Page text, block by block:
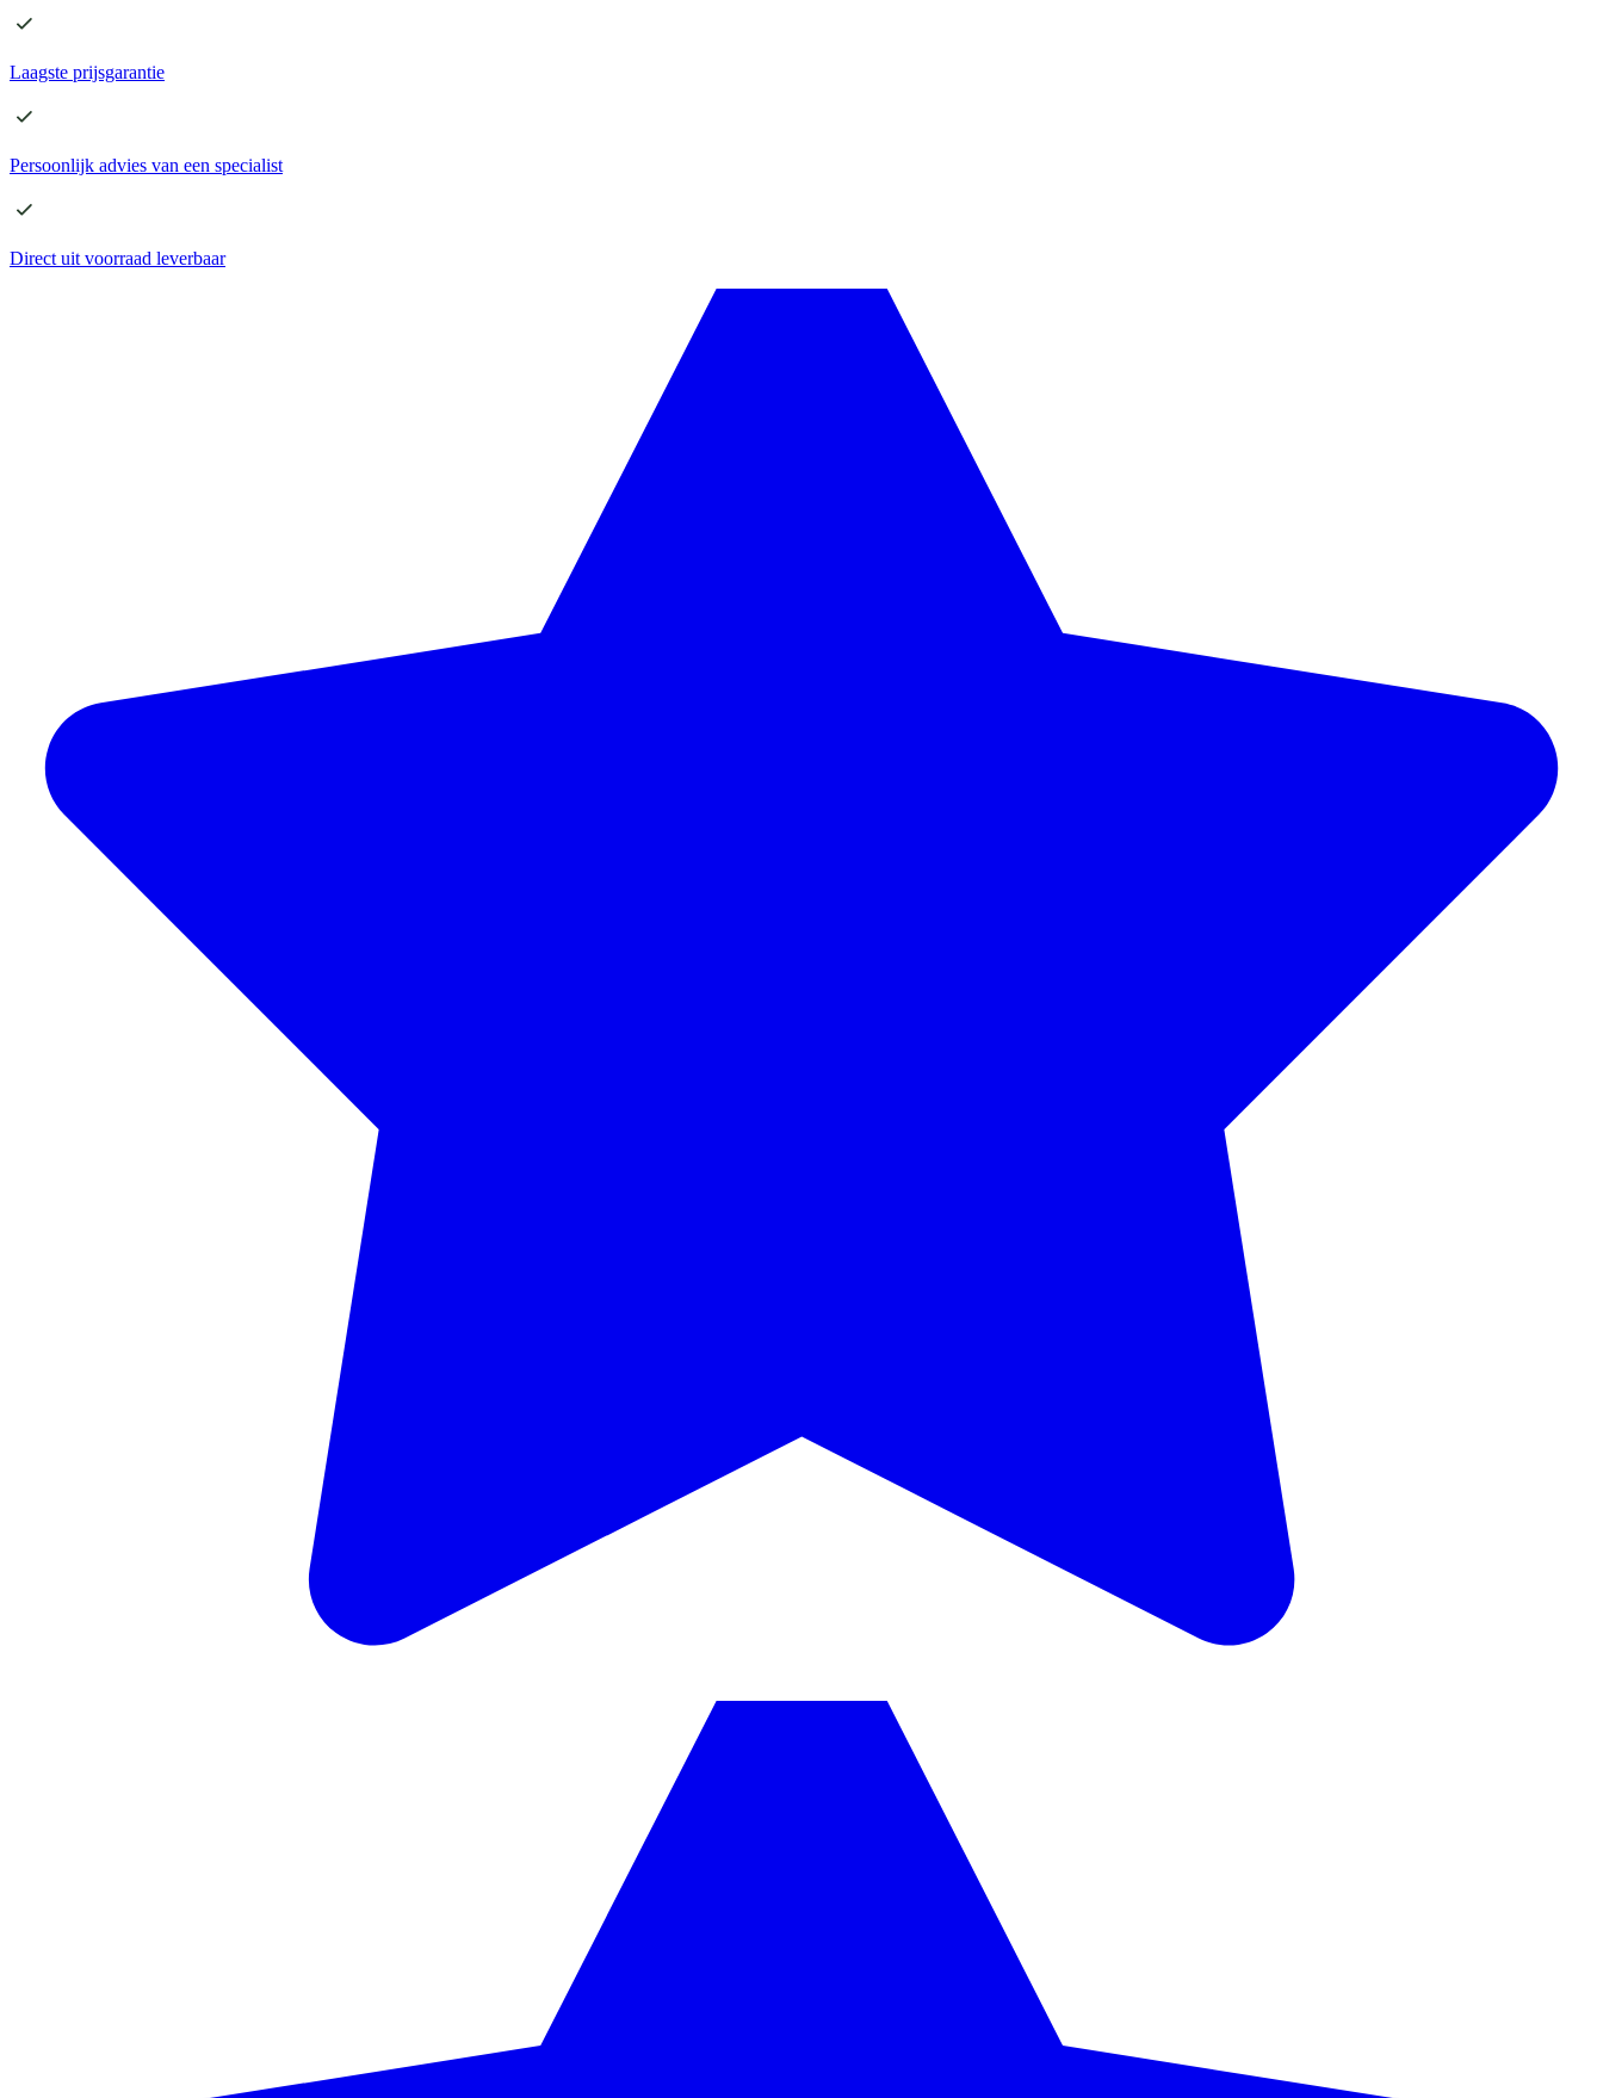
Laagste prijsgarantie
Persoonlijk advies van een specialist
Direct uit voorraad leverbaar